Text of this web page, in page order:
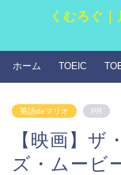
くむろぐ
ホーム TOEIC
英語deマリオ PR
【映画】
ズ・ムービ